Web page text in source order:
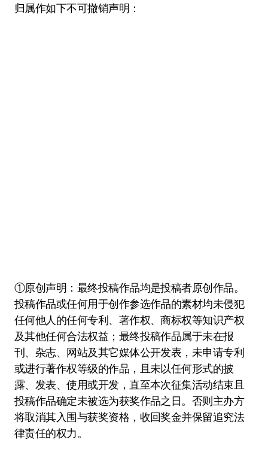
归属作如下不可撤销声明：
①原创声明：最终投稿作品均是投稿者原创作品。
投稿作品或任何用于创作参选作品的素材均未侵犯
任何他人的任何专利、著作权、商标权等知识产权
及其他任何合法权益；最终投稿作品属于未在报
刊、杂志、网站及其它媒体公开发表，未申请专利
或进行著作权等级的作品，且未以任何形式的披
露、发表、使用或开发，直至本次征集活动结束且
投稿作品确定未被选为获奖作品之日。否则主办方
将取消其入围与获奖资格，收回奖金并保留追究法
律责任的权力。